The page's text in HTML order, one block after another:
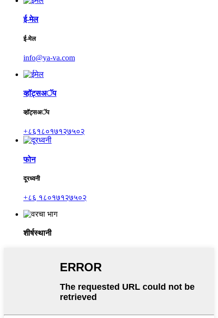
ई-मेल
ई-मेल
info@ya-va.com
व्हॉट्सअॅप
व्हॉट्सअॅप
+८६१८०१७१२७५०२
फोन
दूरध्वनी
+८६ १८०१७१२७५०२
शीर्षस्थानी